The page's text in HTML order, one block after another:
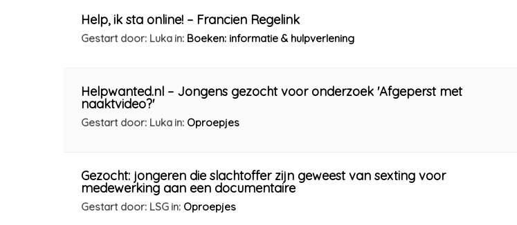
Help, ik sta online! – Francien Regelink
Gestart door: Luka in: Boeken: informatie & hulpverlening
Helpwanted.nl – Jongens gezocht voor onderzoek 'Afgeperst met
naaktvideo?'
Gestart door: Luka in: Oproepjes
Gezocht: jongeren die slachtoffer zijn geweest van sexting voor
medewerking aan een documentaire
Gestart door: LSG in: Oproepjes